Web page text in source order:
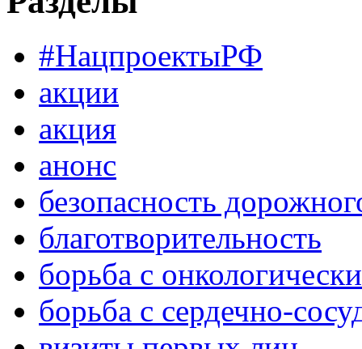
#НацпроектыРФ
акции
акция
анонс
безопасность
благотворительность
борьба с
борьба с сердечно-